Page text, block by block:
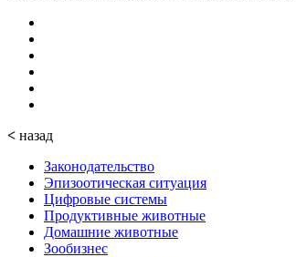
< назад
Законодательство
Эпизоотическая ситуация
Цифровые системы
Продуктивные животные
Домашние животные
Зообизнес